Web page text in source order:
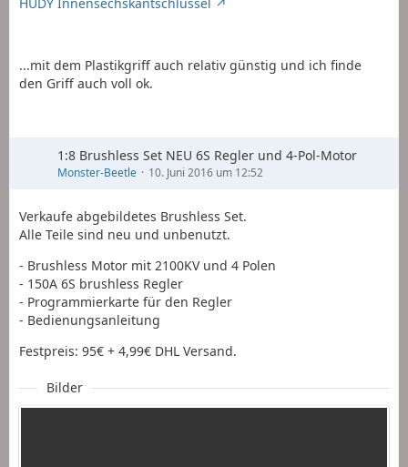
...mit dem Plastikgriff auch relativ günstig und ich finde
den Griff auch voll ok.
1:8 Brushless Set NEU 6S Regler und 4-Pol-Motor
Monster-Beetle 10. Juni 2016 um 12:52
Verkaufe abgebildetes Brushless Set.
Alle Teile sind neu und unbenutzt.
- Brushless Motor mit 2100KV und 4 Polen
- 150A 6S brushless Regler
- Programmierkarte für den Regler
- Bedienungsanleitung
Festpreis: 95€ + 4,99€ DHL Versand.
Bilder